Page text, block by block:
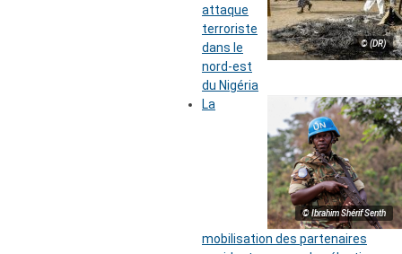
© (DR)
attaque
terroriste
dans le
nord-est
du Nigéria
© Ibrahim Shérif Senth
La
mobilisation des partenaires